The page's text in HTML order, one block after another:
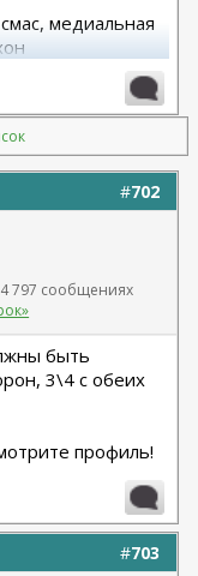
медиальная
А.Г., Клиника СЛ
#702
797 сообщениях
быть
3\4 с обеих
профиль!
#703